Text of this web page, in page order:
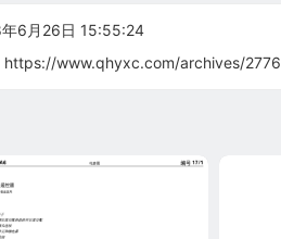
6月26日 15:55:24
https://www.qhyxc.com/archives/2776